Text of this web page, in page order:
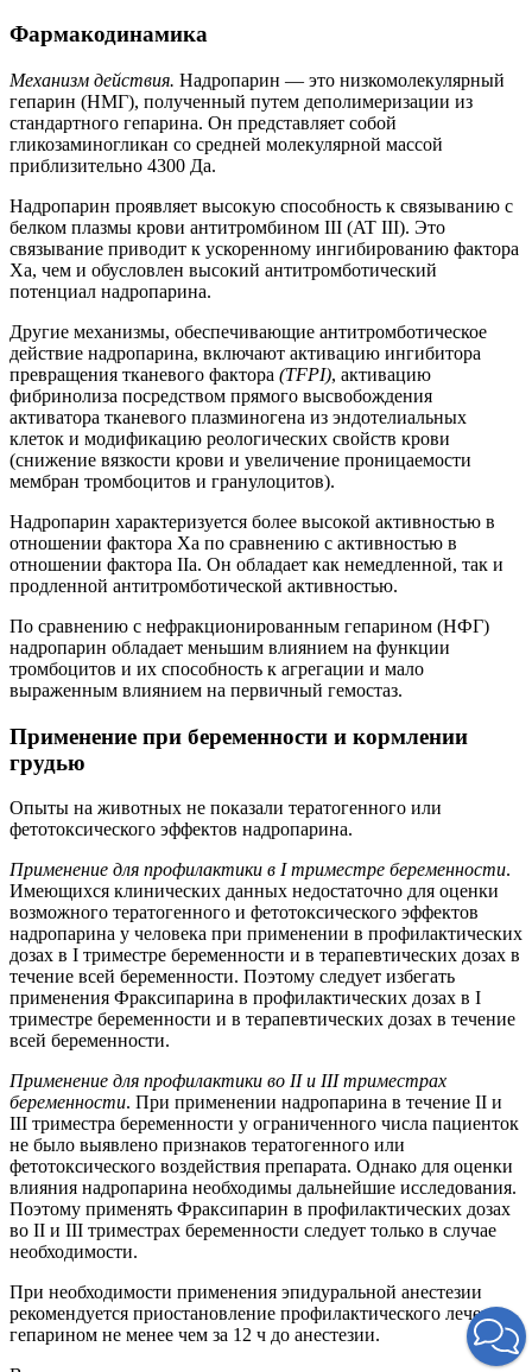
Фармакодинамика
Механизм действия. Надропарин — это низкомолекулярный
гепарин (НМГ), полученный путем деполимеризации из
стандартного гепарина. Он представляет собой
гликозаминогликан со средней молекулярной массой
приблизительно 4300 Да.
Надропарин проявляет высокую способность к связыванию с
белком плазмы крови антитромбином III (AT III). Это
связывание приводит к ускоренному ингибированию фактора
Xa, чем и обусловлен высокий антитромботический
потенциал надропарина.
Другие механизмы, обеспечивающие антитромботическое
действие надропарина, включают активацию ингибитора
превращения тканевого фактора (TFPI), активацию
фибринолиза посредством прямого высвобождения
активатора тканевого плазминогена из эндотелиальных
клеток и модификацию реологических свойств крови
(снижение вязкости крови и увеличение проницаемости
мембран тромбоцитов и гранулоцитов).
Надропарин характеризуется более высокой активностью в
отношении фактора Ха по сравнению с активностью в
отношении фактора IIа. Он обладает как немедленной, так и
продленной антитромботической активностью.
По сравнению с нефракционированным гепарином (НФГ)
надропарин обладает меньшим влиянием на функции
тромбоцитов и их способность к агрегации и мало
выраженным влиянием на первичный гемостаз.
Применение при беременности и кормлении
грудью
Опыты на животных не показали тератогенного или
фетотоксического эффектов надропарина.
Применение для профилактики в I триместре беременности.
Имеющихся клинических данных недостаточно для оценки
возможного тератогенного и фетотоксического эффектов
надропарина у человека при применении в профилактических
дозах в I триместре беременности и в терапевтических дозах в
течение всей беременности. Поэтому следует избегать
применения Фраксипарина в профилактических дозах в I
триместре беременности и в терапевтических дозах в течение
всей беременности.
Применение для профилактики во II и III триместрах
беременности. При применении надропарина в течение II и
III триместра беременности у ограниченного числа пациенток
не было выявлено признаков тератогенного или
фетотоксического воздействия препарата. Однако для оценки
влияния надропарина необходимы дальнейшие исследования.
Поэтому применять Фраксипарин в профилактических дозах
во II и III триместрах беременности следует только в случае
необходимости.
При необходимости применения эпидуральной анестезии
рекомендуется приостановление профилактического лечения
гепарином не менее чем за 12 ч до анестезии.